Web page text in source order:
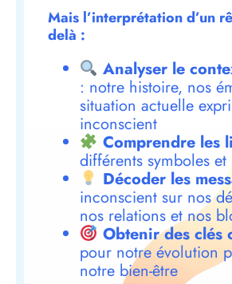
Mais l’interprétation d’un
delà :
Analyser le
: notre histoire, nos
situation actuelle
inconscient
Comprendre les
différents symboles
Décoder les
inconscient sur nos
nos relations et nos
Obtenir des clés
pour notre évolution
notre bien-être